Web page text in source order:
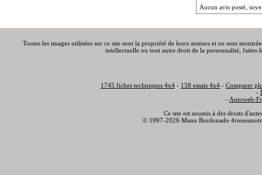
Aucun avis posté,
Toutes les images utilisées sur ce site sont la propriété de leurs auteurs et ne sont
intellectuelle ou tout autre droit de la personnalité,
1745 fiches techniques 4x4 - 158 essais 4x4 - Comparer
-
- Autoweb-
Ce site est soumis à des droits
© 1997-2026 Manu Bordonado